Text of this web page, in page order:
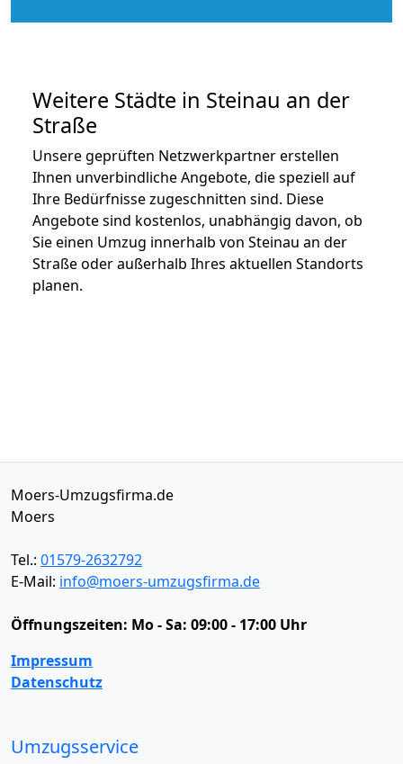
Weitere Städte in Steinau an der
Straße
Unsere geprüften Netzwerkpartner erstellen
Ihnen unverbindliche Angebote, die speziell auf
Ihre Bedürfnisse zugeschnitten sind. Diese
Angebote sind kostenlos, unabhängig davon, ob
Sie einen Umzug innerhalb von Steinau an der
Straße oder außerhalb Ihres aktuellen Standorts
planen.
Moers-Umzugsfirma.de
Moers
Tel.: 01579-2632792
E-Mail: info@moers-umzugsfirma.de
Öffnungszeiten: Mo - Sa: 09:00 - 17:00 Uhr
Impressum
Datenschutz
Umzugsservice